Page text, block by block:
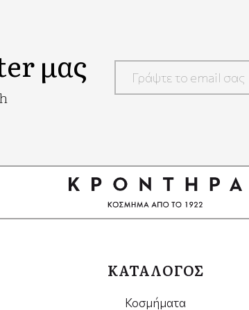
μας
Google
Recaptcha
ΚΑΤΑΛΟΓΟΣ
Κοσμήματα